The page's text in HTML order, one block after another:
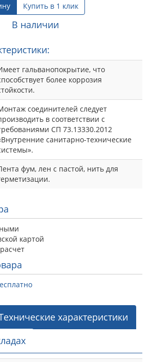
Купить в 1 клик
В наличии
гальванопокрытие, что
более коррозия
соединителей следует
в соответствии с
СП 73.13330.2012
санитарно-технические
фум, лен с пастой, нить для
картой
характеристики